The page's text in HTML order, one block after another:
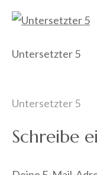
Untersetzter 5
Untersetzter 5
Schreibe